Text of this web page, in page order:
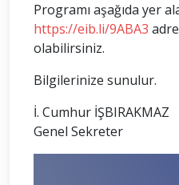
Programı aşağıda yer
https://eib.li/9ABA3
olabilirsiniz.
Bilgilerinize sunulur.
İ. Cumhur İŞBIRAKMAZ
Genel Sekreter